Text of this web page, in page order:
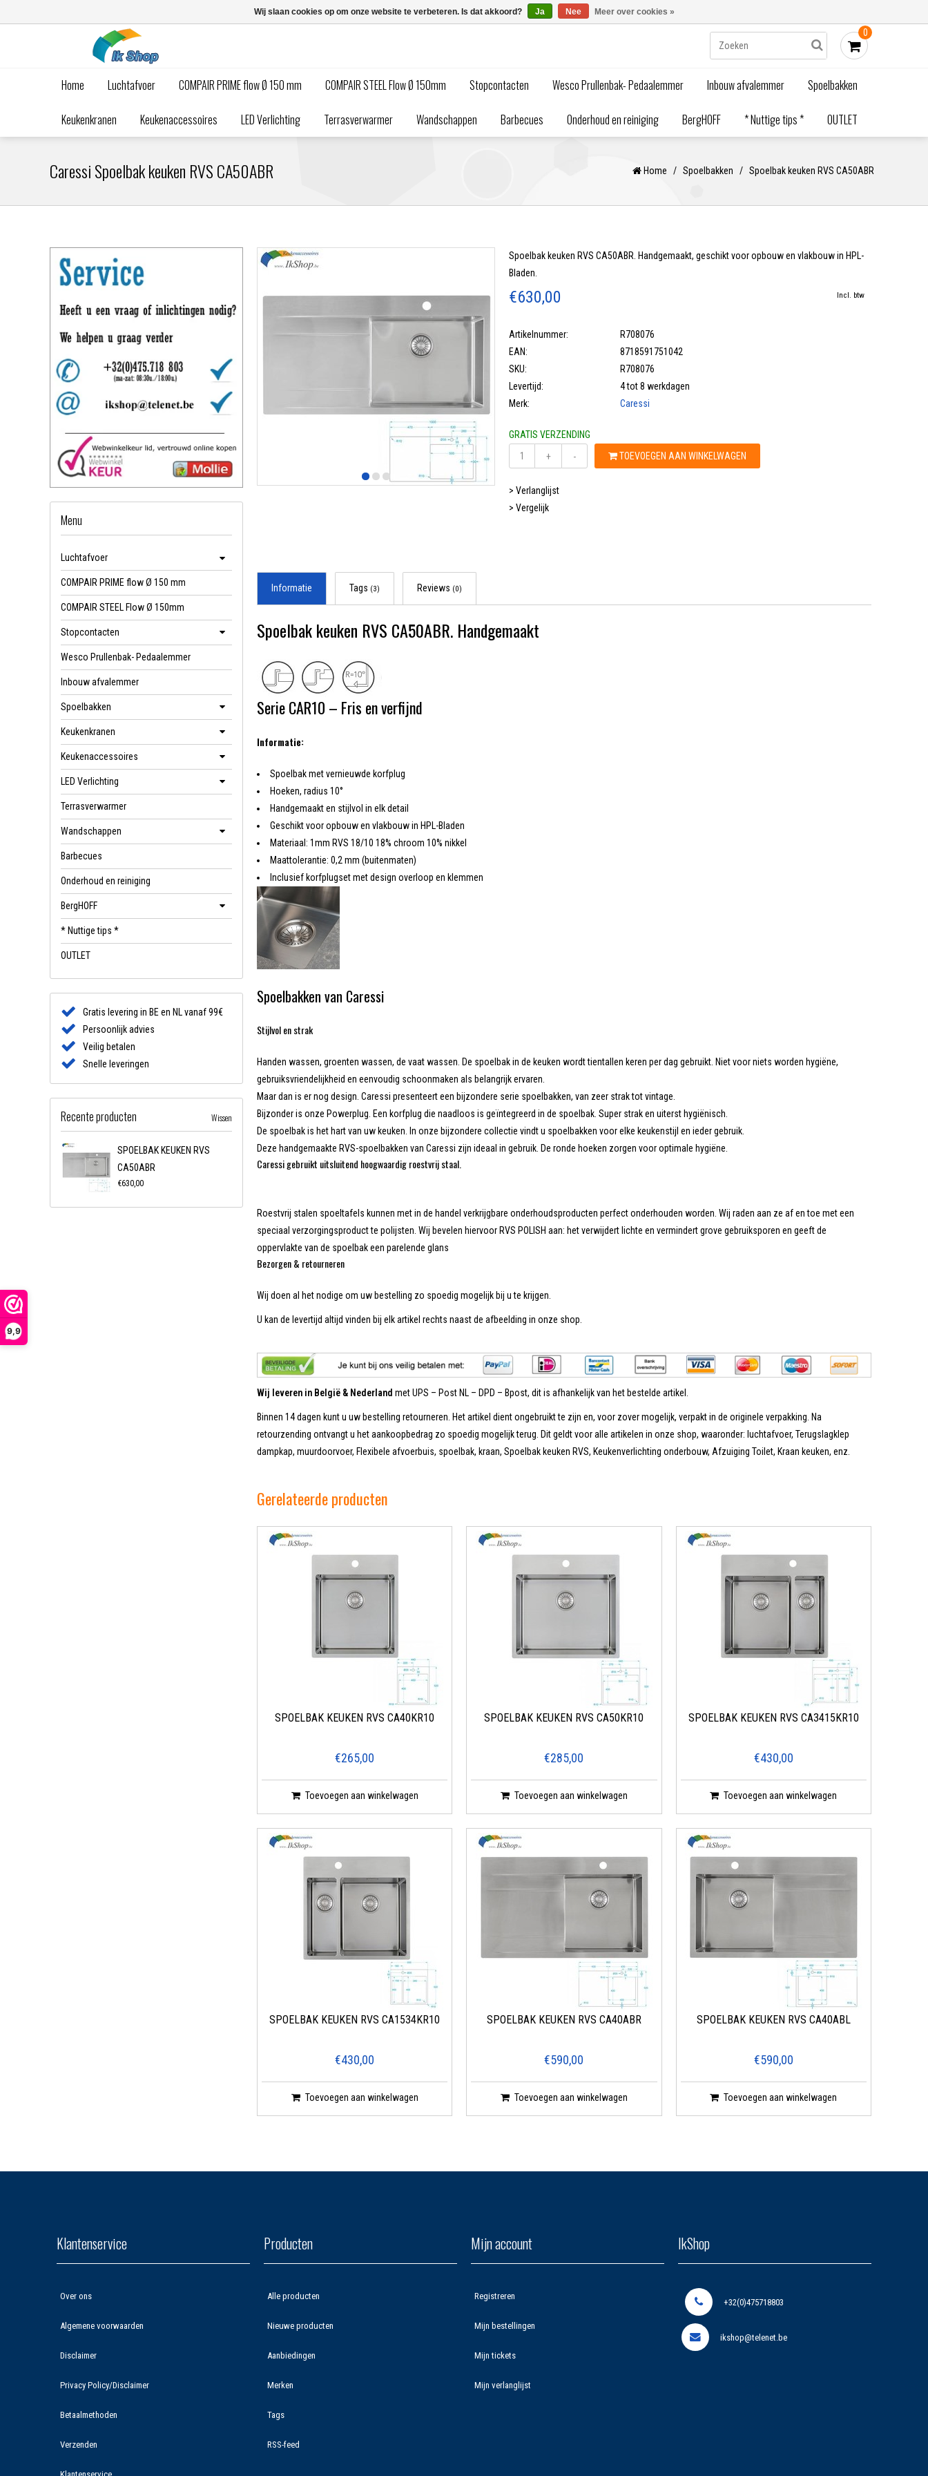
9,9
0
Home Luchtafvoer COMPAIR PRIME flow Ø 150 mm COMPAIR STEEL Flow Ø 150mm Stopcontacten Wesco Prullenbak- Pedaalemmer Inbouw afvalemmer Spoelbakken
Keukenkranen Keukenaccessoires LED Verlichting Terrasverwarmer Wandschappen Barbecues Onderhoud en reiniging BergHOFF * Nuttige tips * OUTLET
Caressi Spoelbak keuken RVS CA50ABR Home / Spoelbakken / Spoelbak keuken RVS CA50ABR
Spoelbak keuken RVS CA50ABR. Handgemaakt, geschikt voor opbouw en vlakbouw in HPL-
Bladen.
€630,00 Incl. btw
Artikelnummer:
R708076
EAN:
8718591751042
SKU:
R708076
Levertijd:
4 tot 8 werkdagen
Merk:
Caressi
GRATIS VERZENDING
+
- TOEVOEGEN AAN WINKELWAGEN
> Verlanglijst
> Vergelijk
Informatie Tags (3) Reviews (0)
Spoelbak keuken RVS CA50ABR. Handgemaakt
Serie CAR10 – Fris en verfijnd
Informatie:
Spoelbak met vernieuwde korfplug
Hoeken, radius 10°
Handgemaakt en stijlvol in elk detail
Geschikt voor opbouw en vlakbouw in HPL-Bladen
Materiaal: 1mm RVS 18/10 18% chroom 10% nikkel
Maattolerantie: 0,2 mm (buitenmaten)
Inclusief korfplugset met design overloop en klemmen
Spoelbakken van Caressi
Stijlvol en strak
Handen wassen, groenten wassen, de vaat wassen. De spoelbak in de keuken wordt tientallen keren per dag gebruikt. Niet voor niets worden hygiëne,
gebruiksvriendelijkheid en eenvoudig schoonmaken als belangrijk ervaren.
Maar dan is er nog design. Caressi presenteert een bijzondere serie spoelbakken, van zeer strak tot vintage.
Bijzonder is onze Powerplug. Een korfplug die naadloos is geïntegreerd in de spoelbak. Super strak en uiterst hygiënisch.
De spoelbak is het hart van uw keuken. In onze bijzondere collectie vindt u spoelbakken voor elke keukenstijl en ieder gebruik.
Deze handgemaakte RVS-spoelbakken van Caressi zijn ideaal in gebruik. De ronde hoeken zorgen voor optimale hygiëne.
Caressi gebruikt uitsluitend hoogwaardig roestvrij staal.
Roestvrij stalen spoeltafels kunnen met in de handel verkrijgbare onderhoudsproducten perfect onderhouden worden. Wij raden aan ze af en toe met een
speciaal verzorgingsproduct te polijsten. Wij bevelen hiervoor RVS POLISH aan: het verwijdert lichte en vermindert grove gebruiksporen en geeft de
oppervlakte van de spoelbak een parelende glans
Bezorgen & retourneren
Wij doen al het nodige om uw bestelling zo spoedig mogelijk bij u te krijgen.
U kan de levertijd altijd vinden bij elk artikel rechts naast de afbeelding in onze shop.
Wij leveren in België & Nederland met UPS – Post NL – DPD – Bpost, dit is afhankelijk van het bestelde artikel.
Binnen 14 dagen kunt u uw bestelling retourneren. Het artikel dient ongebruikt te zijn en, voor zover mogelijk, verpakt in de originele verpakking. Na
retourzending ontvangt u het aankoopbedrag zo spoedig mogelijk terug. Dit geldt voor alle artikelen in onze shop, waaronder: luchtafvoer, Terugslagklep
dampkap, muurdoorvoer, Flexibele afvoerbuis, spoelbak, kraan, Spoelbak keuken RVS, Keukenverlichting onderbouw, Afzuiging Toilet, Kraan keuken, enz.
Gerelateerde producten
SPOELBAK KEUKEN RVS CA40KR10
€265,00
Toevoegen aan winkelwagen
SPOELBAK KEUKEN RVS CA50KR10
€285,00
Toevoegen aan winkelwagen
SPOELBAK KEUKEN RVS CA3415KR10
€430,00
Toevoegen aan winkelwagen
SPOELBAK KEUKEN RVS CA1534KR10
€430,00
Toevoegen aan winkelwagen
SPOELBAK KEUKEN RVS CA40ABR
€590,00
Toevoegen aan winkelwagen
SPOELBAK KEUKEN RVS CA40ABL
€590,00
Toevoegen aan winkelwagen
Menu
Luchtafvoer
COMPAIR PRIME flow Ø 150 mm
COMPAIR STEEL Flow Ø 150mm
Stopcontacten
Wesco Prullenbak- Pedaalemmer
Inbouw afvalemmer
Spoelbakken
Keukenkranen
Keukenaccessoires
LED Verlichting
Terrasverwarmer
Wandschappen
Barbecues
Onderhoud en reiniging
BergHOFF
* Nuttige tips *
OUTLET
Gratis levering in BE en NL vanaf 99€
Persoonlijk advies
Veilig betalen
Snelle leveringen
Recente producten Wissen
SPOELBAK KEUKEN RVS
CA50ABR
€630,00
Klantenservice
Over ons
Algemene voorwaarden
Disclaimer
Privacy Policy/Disclaimer
Betaalmethoden
Verzenden
Producten
Alle producten
Nieuwe producten
Aanbiedingen
Merken
Tags
RSS-feed
Mijn account
Registreren
Mijn bestellingen
Mijn tickets
Mijn verlanglijst
IkShop
+32(0)475718803
ikshop@telenet.be
Wij slaan cookies op om onze website te verbeteren. Is dat akkoord? Ja Nee Meer over cookies »